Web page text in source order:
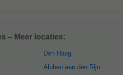
– Meer locaties:
Den Haag
Alphen aan den Rijn